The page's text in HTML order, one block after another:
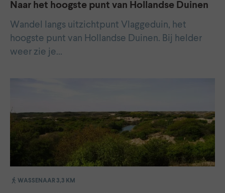
Naar het hoogste punt van Hollandse Duinen
Wandel langs uitzichtpunt Vlaggeduin, het
hoogste punt van Hollandse Duinen. Bij helder
weer zie je…
WASSENAAR 3,3 KM